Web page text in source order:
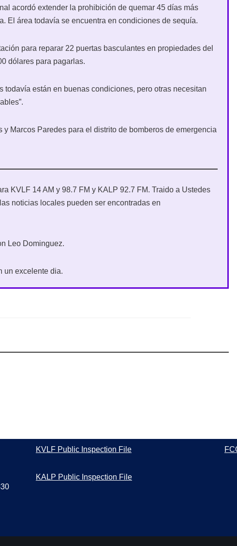
acordó extender la prohibición de quemar 45 días más
El área todavía se encuentra en condiciones de sequía.
para reparar 22 puertas basculantes en propiedades del
dólares para pagarlas.
todavía están en buenas condiciones, pero otras necesitan
Marcos Paredes para el distrito de bomberos de emergencia
KVLF 14 AM y 98.7 FM y KALP 92.7 FM. Traido a Ustedes
noticias locales pueden ser encontradas en
Leo Dominguez.
un excelente dia.
KVLF Public Inspection File
KALP Public Inspection File